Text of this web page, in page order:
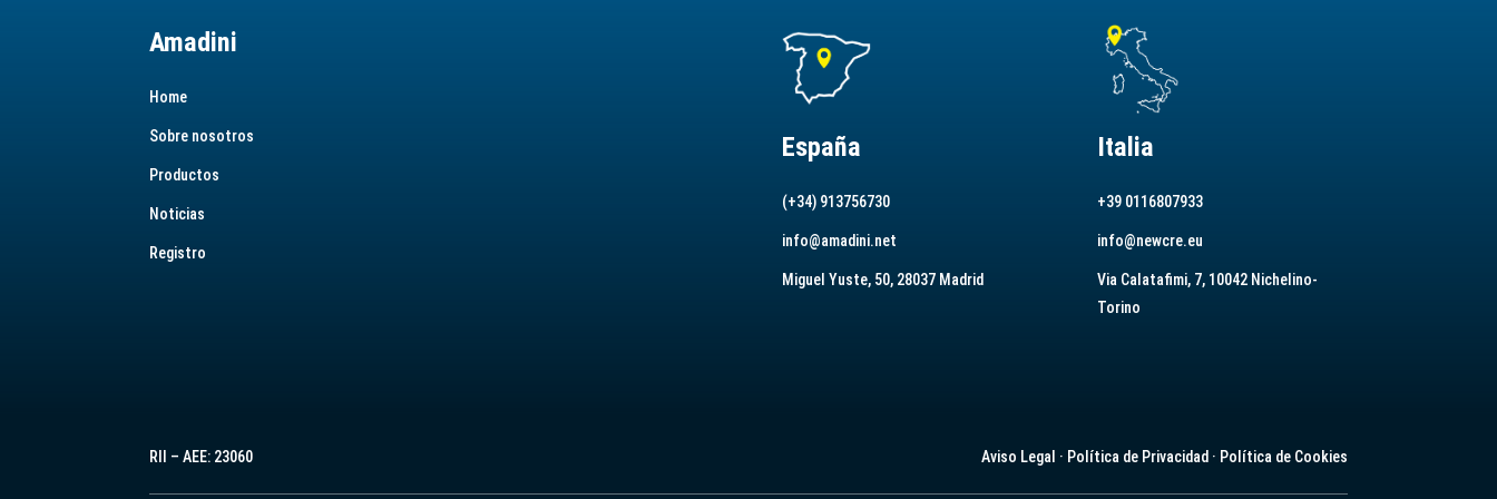
Amadini
Home
Sobre nosotros
Productos
Noticias
Registro
España
(+34) 913756730
info@amadini.net
Miguel Yuste, 50, 28037 Madrid
Italia
+39 0116807933
info@newcre.eu
Via Calatafimi, 7, 10042 Nichelino-
Torino
RII – AEE: 23060 Aviso Legal · Política de Privacidad· Política de Cookies